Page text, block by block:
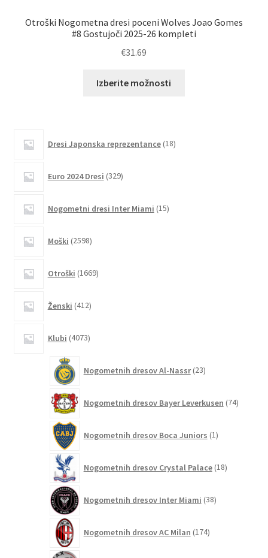
Otroški Nogometna dresi poceni Wolves Joao Gomes
#8 Gostujoči 2025-26 kompleti
€31.69
Izberite možnosti
Dresi Japonska reprezentance 18izdelkov
Euro 2024 Dresi 329izdelkov
Nogometni dresi Inter Miami 15izdelkov
Moški 2598izdelkov
Otroški 1669izdelkov
Ženski 412izdelkov
Klubi 4073izdelkov
Nogometnih dresov Al-Nassr 23izdelkov
Nogometnih dresov Bayer Leverkusen 74izdelkov
Nogometnih dresov Boca Juniors 1izdelek
Nogometnih dresov Crystal Palace 18izdelkov
Nogometnih dresov Inter Miami 38izdelkov
Nogometnih dresov AC Milan 174izdelkov